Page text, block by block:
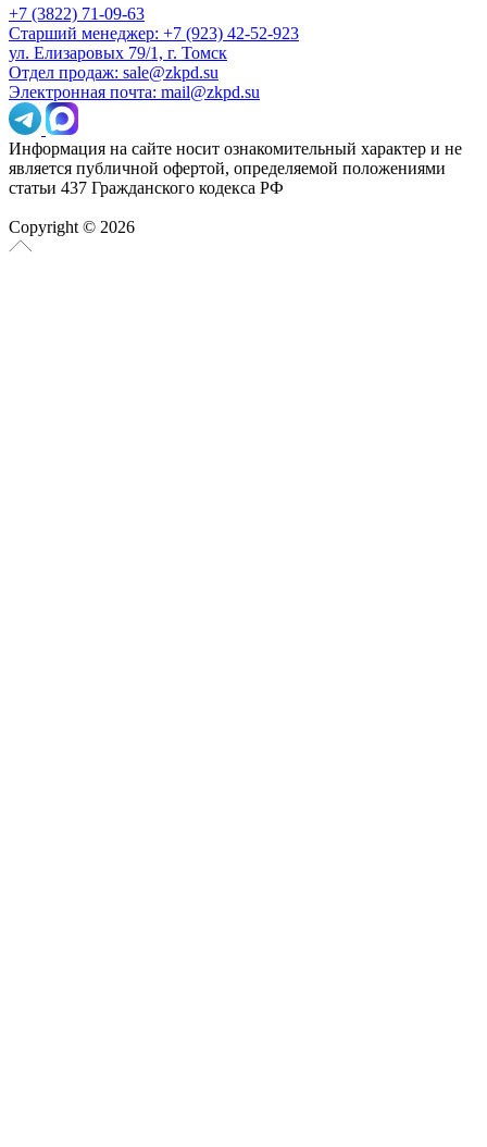
+7 (3822) 71-09-63
Старший менеджер: +7 (923) 42-52-923
ул. Елизаровых 79/1, г. Томск
Отдел продаж: sale@zkpd.su
Электронная почта: mail@zkpd.su
Информация на сайте носит ознакомительный характер и не
является публичной офертой, определяемой положениями
статьи 437 Гражданского кодекса РФ
Copyright © 2026